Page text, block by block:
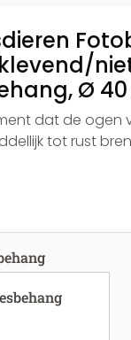
Ø
dat de ogen
tot rust